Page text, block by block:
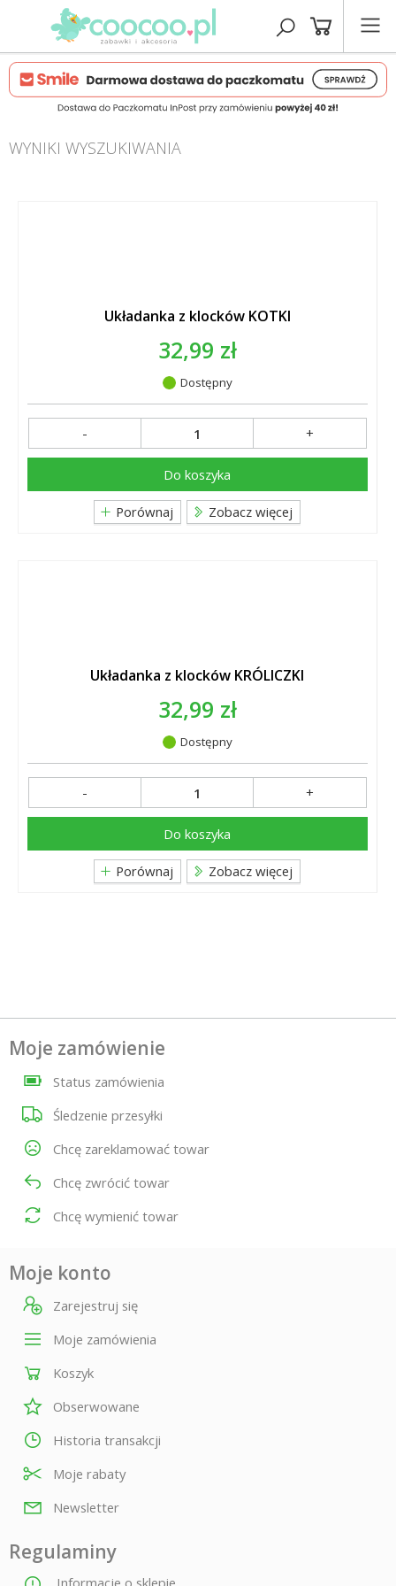
WYNIKI WYSZUKIWANIA
Układanka z klocków KOTKI
32,99 zł
Dostępny
- +
Do koszyka
Porównaj Zobacz więcej
Układanka z klocków KRÓLICZKI
32,99 zł
Dostępny
- +
Do koszyka
Porównaj Zobacz więcej
Moje zamówienie
Status zamówienia
Śledzenie przesyłki
Chcę zareklamować towar
Chcę zwrócić towar
Chcę wymienić towar
Moje konto
Zarejestruj się
Moje zamówienia
Koszyk
Obserwowane
Historia transakcji
Moje rabaty
Newsletter
Regulaminy